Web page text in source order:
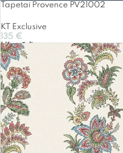
Tapetai Provence PV21002
KT Exclusive
135 €
Į Krepšelį